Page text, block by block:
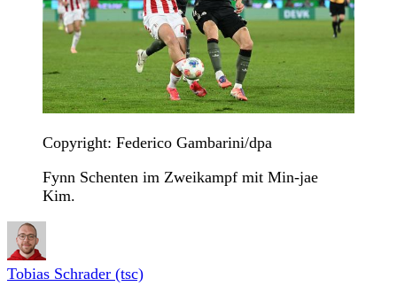
Copyright: Federico Gambarini/dpa
Fynn Schenten im Zweikampf mit Min-jae
Kim.
Tobias Schrader (tsc)